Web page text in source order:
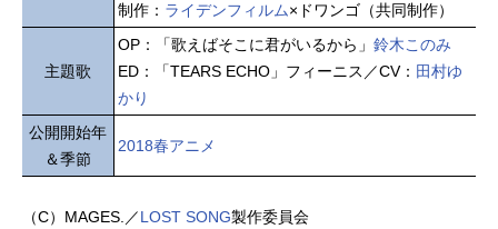
制作： ライデンフィルム×ドワンゴ（共同制作）
主題歌
OP：「歌えばそこに君がいるから」 鈴木このみ
ED：「TEARS ECHO」フィーニス／CV： 田村ゆ
かり
公開開始年
＆季節
2018春アニメ
（C）MAGES.／LOST SONG製作委員会